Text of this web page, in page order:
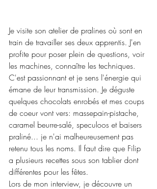
Je visite son atelier de pralines où sont en
train de travailler ses deux apprentis. J'en
profite pour poser plein de questions, voir
les machines, connaître les techniques.
C'est passionnant et je sens l'énergie qui
émane de leur transmission. Je déguste
quelques chocolats enrobés et mes coups
de coeur vont vers: massepain-pistache,
caramel beurre-salé, speculoos et baisers
praliné... je n'ai malheureusement pas
retenu tous les noms. Il faut dire que Filip
a plusieurs recettes sous son tablier dont
différentes pour les fêtes.
Lors de mon interview, je découvre un